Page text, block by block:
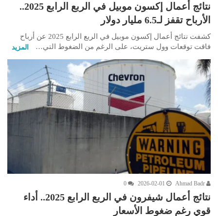
نتائج أعمال إكسون موبيل في الربع الرابع 2025..
الأرباح تقفز لـ6.5 مليار دولار
كشفت نتائج أعمال إكسون موبيل في الربع الرابع 2025 عن أرباح
فاقت توقعات وول ستريت، على الرغم من الضغوط التي…
المزيد
2026-02-01
0
نتائج أعمال شيفرون في الربع الرابع 2025.. أداء
قوي رغم ضغوط الأسعار